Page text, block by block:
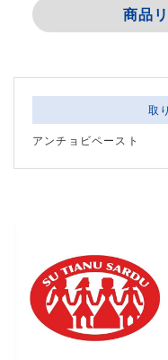
商品
取
アンチョビペースト